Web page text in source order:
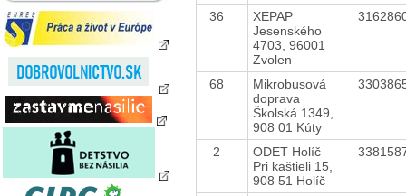
36
XEPAP
Jesenského
4703, 96001
Zvolen
68
Mikrobusová
doprava
Školská 1349,
908 01 Kúty
2
ODET Holíč
Pri kaštieli 15,
908 51 Holíč